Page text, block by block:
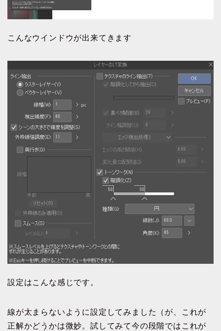
こんなウインドウが出来てきます
設定はこんな感じです。
線が太まらないように設定してみました（が、これが
正解かどうかは微妙。試してみて今の段階ではこれが